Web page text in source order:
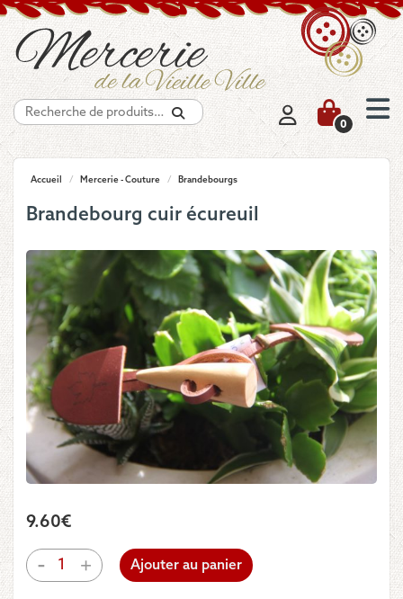
Recherche
0
Accueil / Mercerie - Couture / Brandebourgs
Brandebourg cuir écureuil
9.60€
-
quantité
de
+ Ajouter au panier